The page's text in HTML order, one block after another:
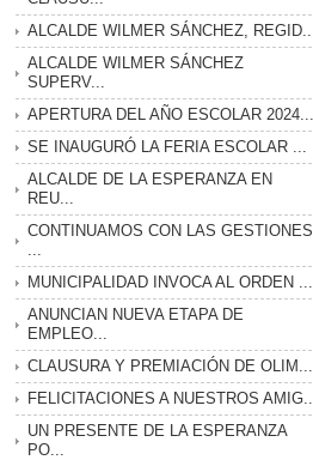
ALCALDE WILMER SÁNCHEZ, REGID...
ALCALDE WILMER SÁNCHEZ
SUPERV...
APERTURA DEL AÑO ESCOLAR 2024...
SE INAUGURÓ LA FERIA ESCOLAR ...
ALCALDE DE LA ESPERANZA EN
REU...
CONTINUAMOS CON LAS GESTIONES
MUNICIPALIDAD INVOCA AL ORDEN ...
ANUNCIAN NUEVA ETAPA DE
EMPLEO...
CLAUSURA Y PREMIACIÓN DE OLIM...
FELICITACIONES A NUESTROS AMIG...
UN PRESENTE DE LA ESPERANZA
PO...